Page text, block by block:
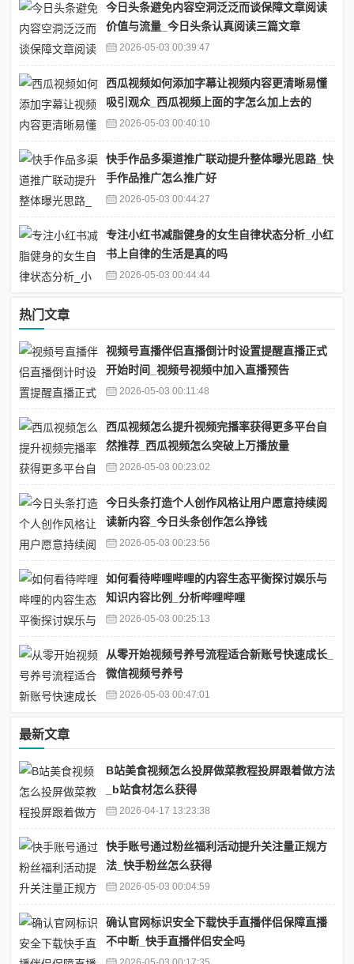
今日头条避免内容空洞泛泛而谈保障文章阅读
价值与流量_今日头条认真阅读三篇文章
2026-05-03 00:39:47
西瓜视频如何添加字幕让视频内容更清晰易懂
吸引观众_西瓜视频上面的字怎么加上去的
2026-05-03 00:40:10
快手作品多渠道推广联动提升整体曝光思路_快
手作品推广怎么推广好
2026-05-03 00:44:27
专注小红书减脂健身的女生自律状态分析_小红
书上自律的生活是真的吗
2026-05-03 00:44:44
热门文章
视频号直播伴侣直播倒计时设置提醒直播正式
开始时间_视频号视频中加入直播预告
2026-05-03 00:11:48
西瓜视频怎么提升视频完播率获得更多平台自
然推荐_西瓜视频怎么突破上万播放量
2026-05-03 00:23:02
今日头条打造个人创作风格让用户愿意持续阅
读新内容_今日头条创作怎么挣钱
2026-05-03 00:23:56
如何看待哔哩哔哩的内容生态平衡探讨娱乐与
知识内容比例_分析哔哩哔哩
2026-05-03 00:25:13
从零开始视频号养号流程适合新账号快速成长_
微信视频号养号
2026-05-03 00:47:01
最新文章
B站美食视频怎么投屏做菜教程投屏跟着做方法
_b站食材怎么获得
2026-04-17 13:23:38
快手账号通过粉丝福利活动提升关注量正规方
法_快手粉丝怎么获得
2026-05-03 00:04:59
确认官网标识安全下载快手直播伴侣保障直播
不中断_快手直播伴侣安全吗